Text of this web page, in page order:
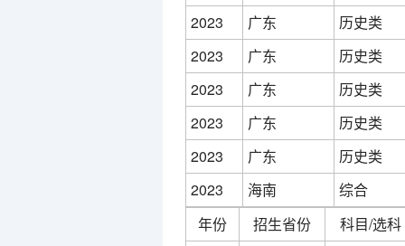
2023
广东
历史类
2023
广东
历史类
2023
广东
历史类
2023
广东
历史类
2023
广东
历史类
2023
海南
综合
年份
招生省份
科目/选科